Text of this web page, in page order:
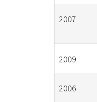
2007
2009
2006